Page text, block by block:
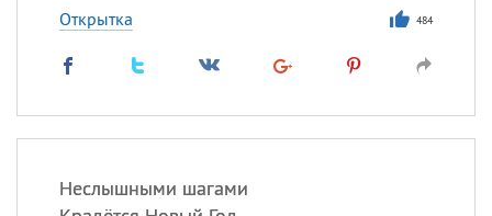
Открытка 484
Неслышными шагами